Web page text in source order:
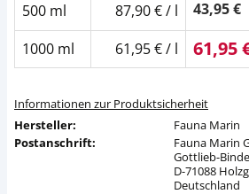
500 ml 87,90 € / l 43,95 €
1000 ml 61,95 € / l 61,95
Informationen zur Produktsicherheit
Hersteller:
Fauna Marin
Postanschrift:
Fauna Marin
Gottlieb-
D-71088
Deutschland